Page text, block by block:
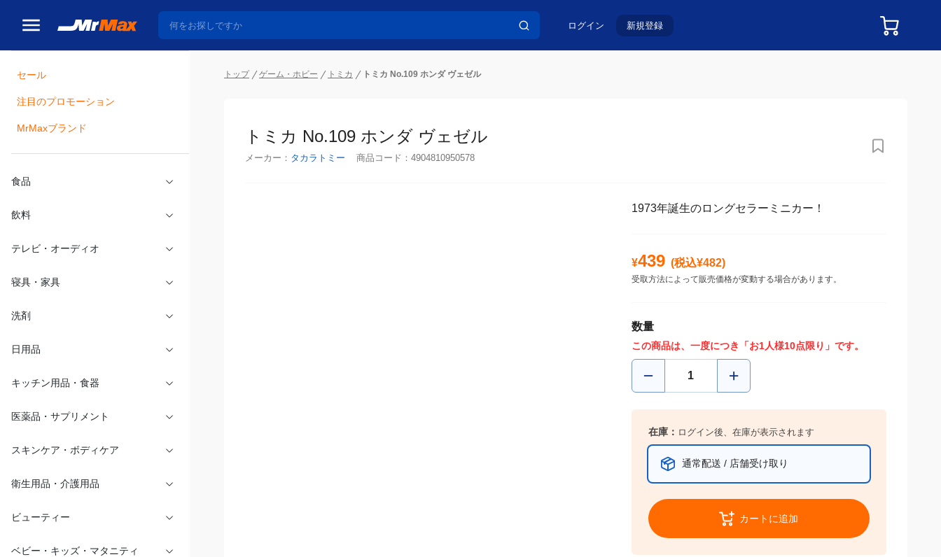
ログイン 新規登録
セール
注目のプロモーション
MrMaxブランド
食品
飲料
テレビ・オーディオ
寝具・家具
洗剤
日用品
キッチン用品・食器
医薬品・サプリメント
スキンケア・ボディケア
衛生用品・介護用品
ビューティー
ベビー・キッズ・マタニティ
トップ ゲーム・ホビー トミカ トミカ No.109 ホンダ ヴェゼル
トミカ No.109 ホンダ ヴェゼル
メーカー： タカラトミー 商品コード： 4904810950578
1973年誕生のロングセラーミニカー！
¥439 (税込¥482)
受取方法によって販売価格が変動する場合があります。
数量
この商品は、一度につき「お1人様10点限り」です。
在庫： ログイン後、在庫が表示されます
通常配送 / 店舗受け取り
カートに追加